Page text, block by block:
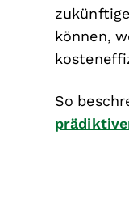
können,
So